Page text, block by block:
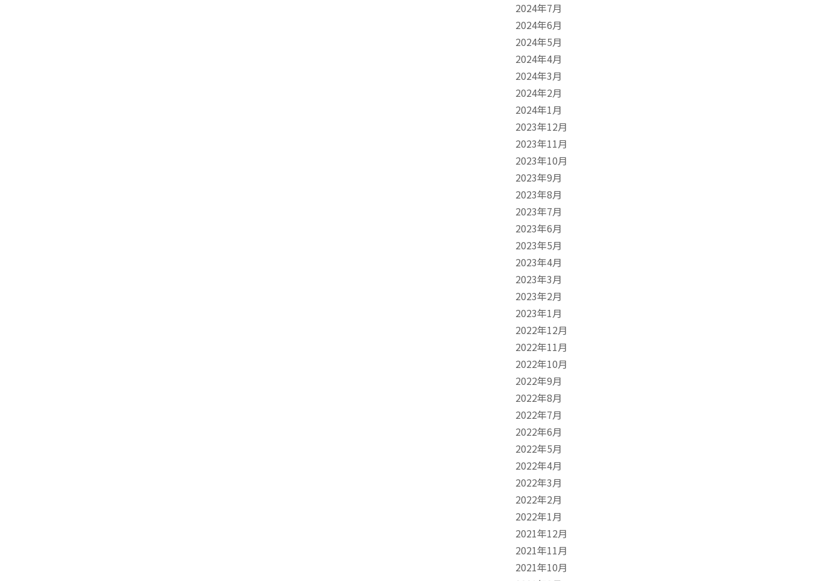
2024年7月
2024年6月
2024年5月
2024年4月
2024年3月
2024年2月
2024年1月
2023年12月
2023年11月
2023年10月
2023年9月
2023年8月
2023年7月
2023年6月
2023年5月
2023年4月
2023年3月
2023年2月
2023年1月
2022年12月
2022年11月
2022年10月
2022年9月
2022年8月
2022年7月
2022年6月
2022年5月
2022年4月
2022年3月
2022年2月
2022年1月
2021年12月
2021年11月
2021年10月